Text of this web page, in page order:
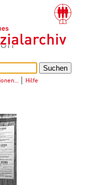
Hilfe